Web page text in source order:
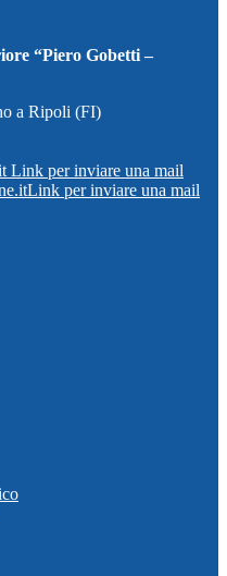
“Piero Gobetti –
a Ripoli (FI)
Link per inviare una mail
Link per inviare una mail